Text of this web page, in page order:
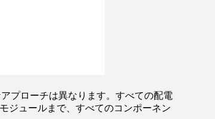
プローチは異なります。すべての配電
ジュールまで、すべてのコンポーネン